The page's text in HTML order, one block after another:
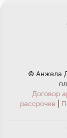
© Анжела
Договор
рассрочке